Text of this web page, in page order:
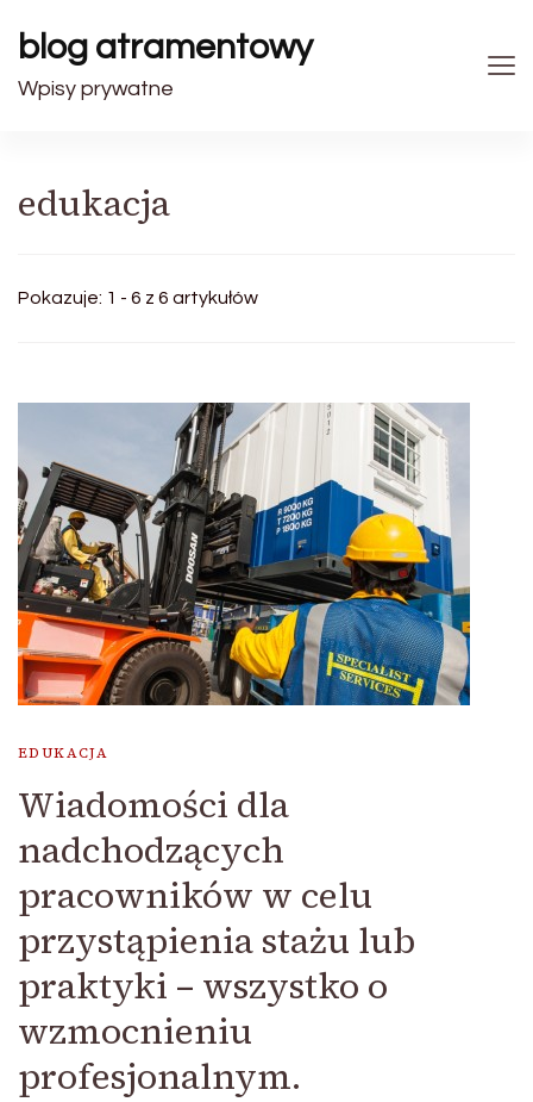
blog atramentowy
Wpisy prywatne
edukacja
Pokazuje: 1 - 6 z 6 artykułów
EDUKACJA
Wiadomości dla
nadchodzących
pracowników w celu
przystąpienia stażu lub
praktyki – wszystko o
wzmocnieniu
profesjonalnym.